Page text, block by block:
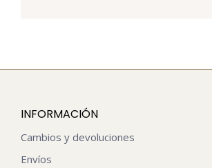
INFORMACIÓN
Cambios y devoluciones
Envíos